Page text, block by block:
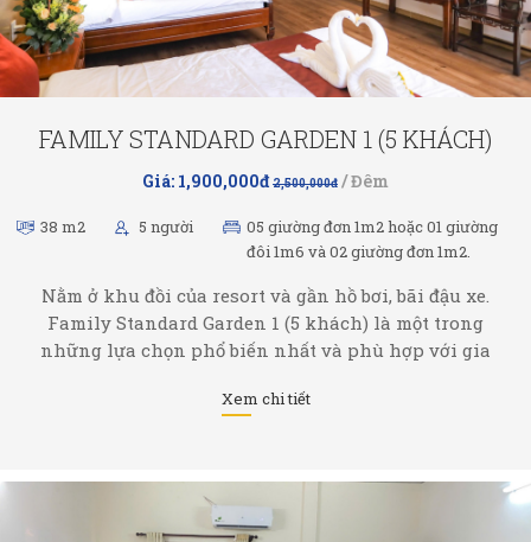
FAMILY STANDARD GARDEN 1 (5 KHÁCH)
Giá: 1,900,000đ2,500,000đ / Đêm
38 m2 5 người
05 giường đơn 1m2 hoặc 01 giường
đôi 1m6 và 02 giường đơn 1m2.
Nằm ở khu đồi của resort và gần hồ bơi, bãi đậu xe.
Family Standard Garden 1 (5 khách) là một trong
những lựa chọn phổ biến nhất và phù hợp với gia
Xem chi tiết